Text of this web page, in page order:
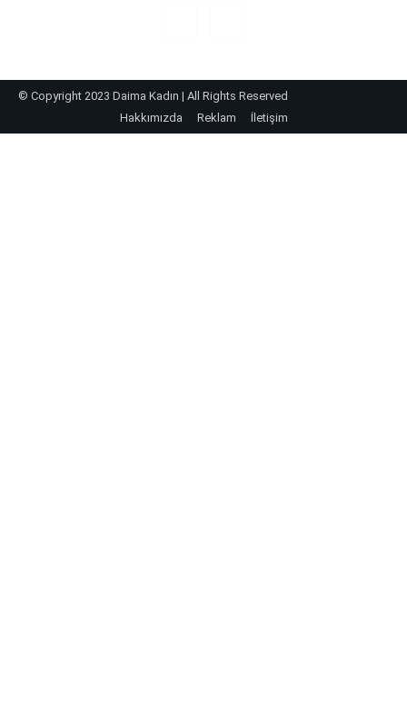
© Copyright 2023 Daima Kadın | All Rights Reserved
Hakkımızda
Reklam İletişim